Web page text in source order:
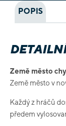
POPIS
Země město
Země město v
Každý z hráčů
předem